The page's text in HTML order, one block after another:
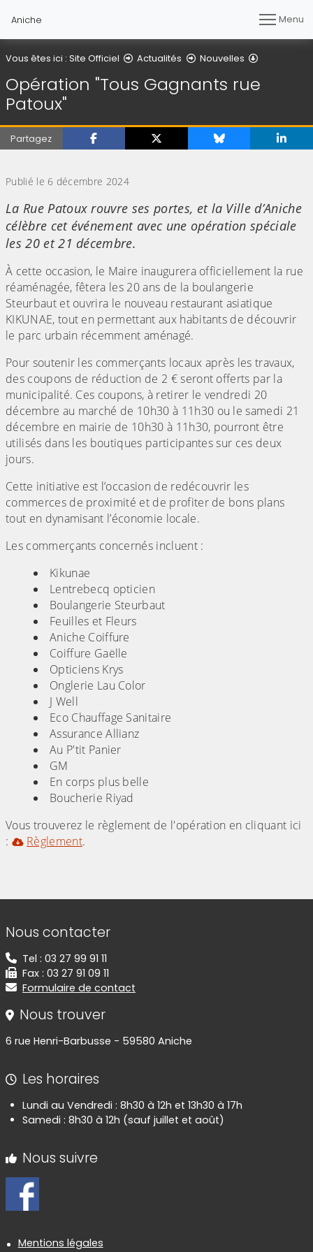
Aniche Menu
Vous êtes ici : Site Officiel Actualités Nouvelles
Opération "Tous Gagnants rue
Patoux"
Partagez
Publié le 6 décembre 2024
La Rue Patoux rouvre ses portes, et la Ville d’Aniche
célèbre cet événement avec une opération spéciale
les 20 et 21 décembre.
À cette occasion, le Maire inaugurera officiellement la rue
réaménagée, fêtera les 20 ans de la boulangerie
Steurbaut et ouvrira le nouveau restaurant asiatique
KIKUNAE, tout en permettant aux habitants de découvrir
le parc urbain récemment aménagé.
Pour soutenir les commerçants locaux après les travaux,
des coupons de réduction de 2 € seront offerts par la
municipalité. Ces coupons, à retirer le vendredi 20
décembre au marché de 10h30 à 11h30 ou le samedi 21
décembre en mairie de 10h30 à 11h30, pourront être
utilisés dans les boutiques participantes sur ces deux
jours.
Cette initiative est l’occasion de redécouvrir les
commerces de proximité et de profiter de bons plans
tout en dynamisant l’économie locale.
Les commerçants concernés incluent :
Kikunae
Lentrebecq opticien
Boulangerie Steurbaut
Feuilles et Fleurs
Aniche Coiffure
Coiffure Gaëlle
Opticiens Krys
Onglerie Lau Color
J Well
Eco Chauffage Sanitaire
Assurance Allianz
Au P'tit Panier
GM
En corps plus belle
Boucherie Riyad
Vous trouverez le règlement de l'opération en cliquant ici
:
Règlement.
Informations de contact
Nous contacter
Tel : 03 27 99 91 11
Fax : 03 27 91 09 11
Formulaire de contact
Nous trouver
6 rue Henri-Barbusse - 59580 Aniche
Les horaires
Lundi au Vendredi : 8h30 à 12h et 13h30 à 17h
Samedi : 8h30 à 12h (sauf juillet et août)
Nous suivre
Informations réglementaires
Mentions légales